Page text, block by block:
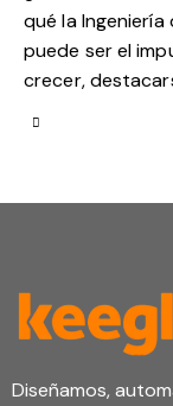
qué la Ingeniería
puede ser el
crecer,
Diseñamos,